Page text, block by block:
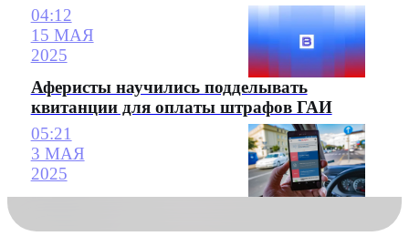
04:12
15 МАЯ
2025
Аферисты научились подделывать
квитанции для оплаты штрафов ГАИ
05:21
3 МАЯ
2025